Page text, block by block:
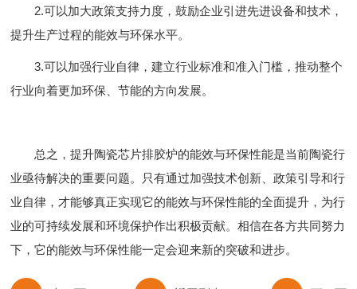
2.可以加大政策支持力度，鼓励企业引进先进设备和技术，
提升生产过程的能效与环保水平。
3.可以加强行业自律，建立行业标准和准入门槛，推动整个
行业向着更加环保、节能的方向发展。
总之，提升陶瓷芯片排胶炉的能效与环保性能是当前陶瓷行
业亟待解决的重要问题。只有通过加强技术创新、政策引导和行
业自律，才能够真正实现它的能效与环保性能的全面提升，为行
业的可持续发展和环境保护作出积极贡献。相信在各方共同努力
下，它的能效与环保性能一定会迎来新的突破和进步。